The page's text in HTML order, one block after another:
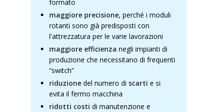
formato
maggiore precisione, perché i moduli
rotanti sono già predisposti con
l'attrezzatura per le varie lavorazioni
maggiore efficienza negli impianti di
produzione che necessitano di frequenti
“switch”
riduzionedel numero di scarti e si
evita il fermo macchina
ridotti costi di manutenzione e